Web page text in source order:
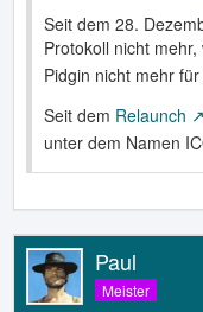
Seit dem 28.
Protokoll nicht
Pidgin nicht mehr
Seit dem Relaunch
unter dem Namen
Paul
Meister